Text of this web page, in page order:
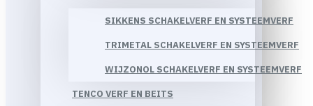
SIKKENS SCHAKELVERF EN SYSTEEMVERF
TRIMETAL SCHAKELVERF EN SYSTEEMVERF
WIJZONOL SCHAKELVERF EN SYSTEEMVERF
TENCO VERF EN BEITS